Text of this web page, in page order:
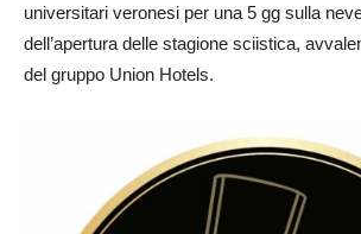
universitari veronesi per una 5 gg sulla
dell’apertura delle stagione sciistica,
del gruppo Union Hotels.